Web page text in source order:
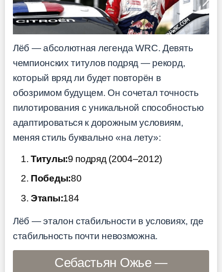
Лёб — абсолютная легенда WRC. Девять
чемпионских титулов подряд — рекорд,
который вряд ли будет повторён в
обозримом будущем. Он сочетал точность
пилотирования с уникальной способностью
адаптироваться к дорожным условиям,
меняя стиль буквально «на лету»:
Титулы:9 подряд (2004–2012)
Победы:80
Этапы:184
Лёб — эталон стабильности в условиях, где
стабильность почти невозможна.
Себастьян Ожье —